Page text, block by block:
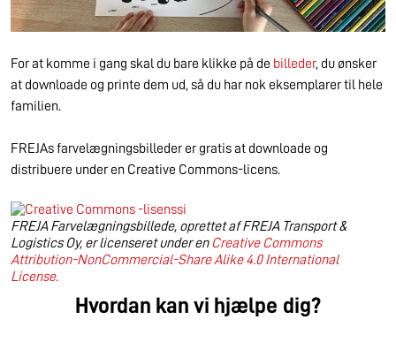
For at komme i gang skal du bare klikke på de billeder, du ønsker
at downloade og printe dem ud, så du har nok eksemplarer til hele
familien.
FREJAs farvelægningsbilleder er gratis at downloade og
distribuere under en Creative Commons-licens.
FREJA Farvelægningsbillede, oprettet af FREJA Transport &
Logistics Oy, er licenseret under en Creative Commons
Attribution-NonCommercial-Share Alike 4.0 International
License.
Hvordan kan vi hjælpe dig?